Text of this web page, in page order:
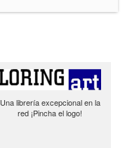
Una librería excepcional en la
red ¡Pincha el logo!